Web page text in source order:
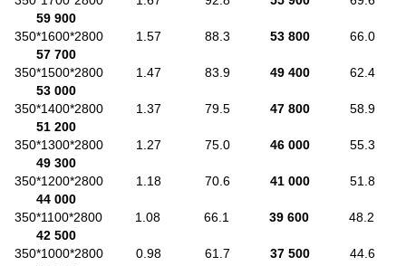
59 900
350*1600*2800 1.57 88.3 53 800 66.0
57 700
350*1500*2800 1.47 83.9 49 400 62.4
53 000
350*1400*2800 1.37 79.5 47 800 58.9
51 200
350*1300*2800 1.27 75.0 46 000 55.3
49 300
350*1200*2800 1.18 70.6 41 000 51.8
44 000
350*1100*2800 1.08 66.1 39 600 48.2
42 500
350*1000*2800 0.98 61.7 37 500 44.6